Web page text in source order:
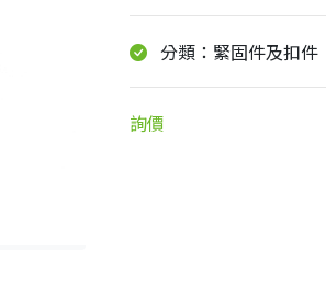
分類：緊固件及扣件
詢價